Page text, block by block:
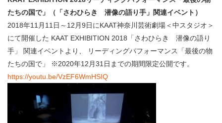
たちの国で」（「さわひらき 潜像の語り手」関連イベント）
2018年11月11日～12月9日にKAAT神奈川芸術劇場＜中スタジオ＞
にて開催した KAAT EXHIBITION 2018「さわひらき 潜像の語り
手」 関連イベントより、 リーディングパフォーマンス「最後の物
たちの国で」 ※2020年12月31日までの期間限定公開です。
https://youtu.be/VzEF6WmHSIQ